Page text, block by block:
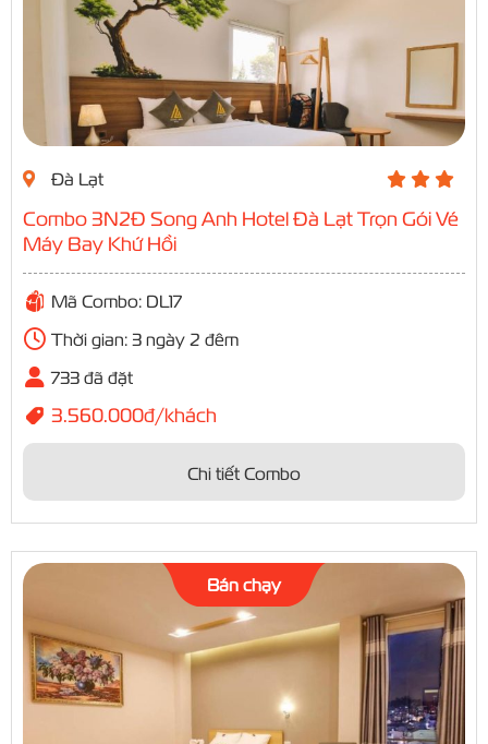
Đà Lạt
Combo 3N2Đ Song Anh Hotel Đà Lạt Trọn Gói Vé
Máy Bay Khứ Hồi
Mã Combo: DL17
Thời gian: 3 ngày 2 đêm
733 đã đặt
3.560.000đ/khách
Chi tiết Combo
Bán chạy